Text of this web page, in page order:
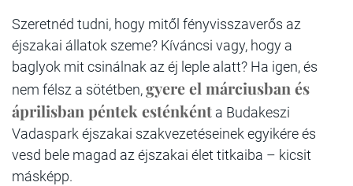
Szeretnéd tudni, hogy mitől fényvisszaverős az
éjszakai állatok szeme? Kíváncsi vagy, hogy a
baglyok mit csinálnak az éj leple alatt? Ha igen, és
nem félsz a sötétben,gyere el márciusban és
áprilisban péntek esténként a Budakeszi
Vadaspark éjszakai szakvezetéseinek egyikére és
vesd bele magad az éjszakai élet titkaiba – kicsit
másképp.